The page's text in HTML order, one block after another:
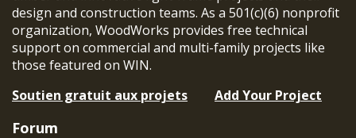
design and construction teams. As a 501(c)(6) nonprofit
organization, WoodWorks provides free technical
support on commercial and multi-family projects like
those featured on WIN.
Soutien gratuit aux projets
Add Your Project
Forum